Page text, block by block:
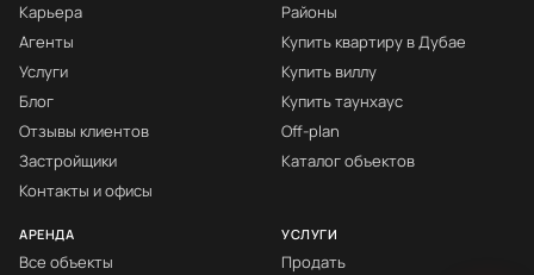
Карьера
Агенты
Услуги
Блог
Отзывы клиентов
Застройщики
Контакты и офисы
Районы
Купить квартиру в Дубае
Купить виллу
Купить таунхаус
Off-plan
Каталог объектов
АРЕНДА
Все объекты
УСЛУГИ
Продать